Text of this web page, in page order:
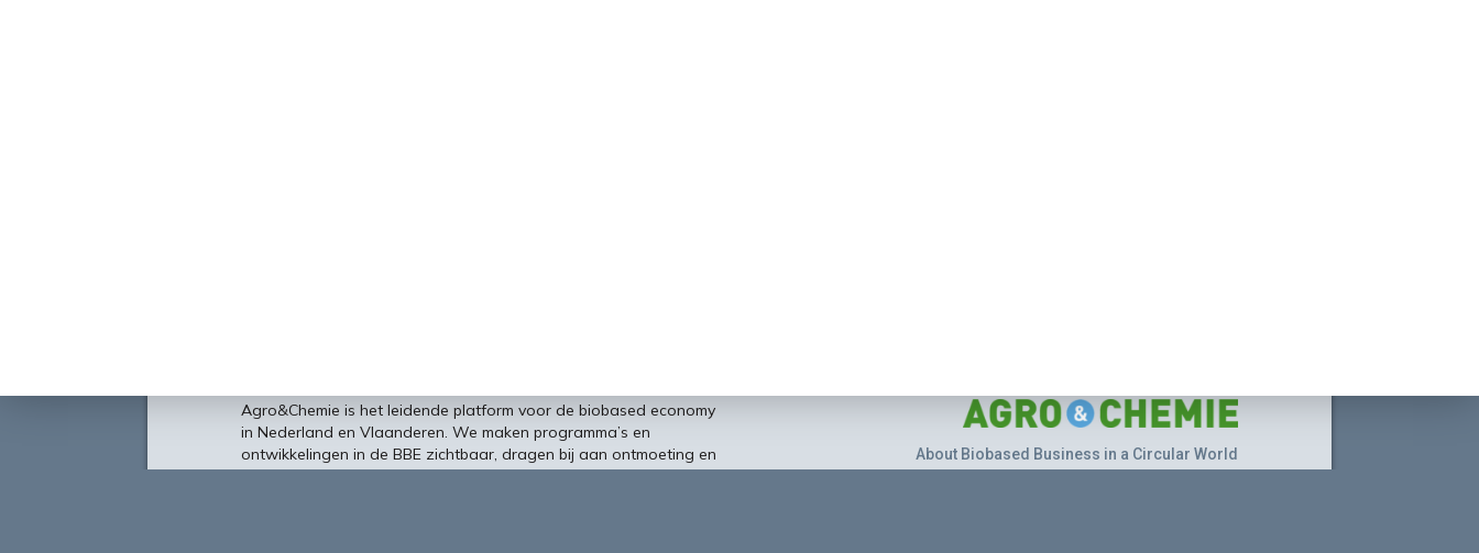
Agro&Chemie is het leidende platform voor de biobased economy
in Nederland en Vlaanderen. We maken programma’s en
ontwikkelingen in de BBE zichtbaar, dragen bij aan ontmoeting en
verbinding tussen ondernemers, kennisinstellingen en overheid en
About Biobased Business in a Circular World